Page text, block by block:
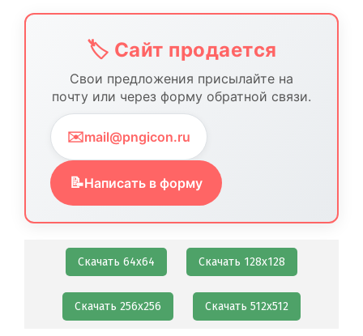
🏷️ Сайт продается
Свои предложения присылайте на
почту или через форму обратной связи.
✉️mail@pngicon.ru
📝Написать в форму
Скачать 64х64 Скачать 128х128
Скачать 256х256 Скачать 512х512